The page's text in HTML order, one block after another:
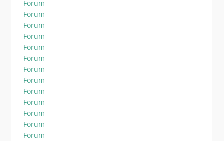
Forum
Forum
Forum
Forum
Forum
Forum
Forum
Forum
Forum
Forum
Forum
Forum
Forum